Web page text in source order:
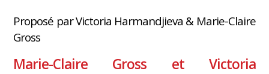
Proposé par Victoria Harmandjieva & Marie-Claire
Gross
Marie-Claire Gross et Victoria